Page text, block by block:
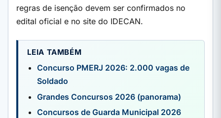
regras de isenção devem ser confirmados no
edital oficial e no site do IDECAN.
LEIA TAMBÉM
Concurso PMERJ 2026: 2.000 vagas de
Soldado
Grandes Concursos 2026 (panorama)
Concursos de Guarda Municipal 2026